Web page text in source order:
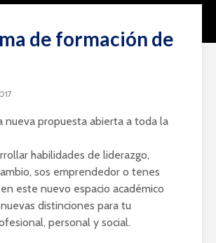
de formación de
nueva propuesta abierta a toda la
habilidades de liderazgo,
sos emprendedor o tenes
este nuevo espacio académico
distinciones para tu
personal y social.